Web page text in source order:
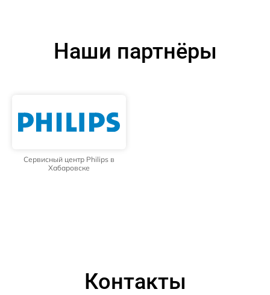
Наши партнёры
Сервисный центр Philips в
Хабаровске
Контакты